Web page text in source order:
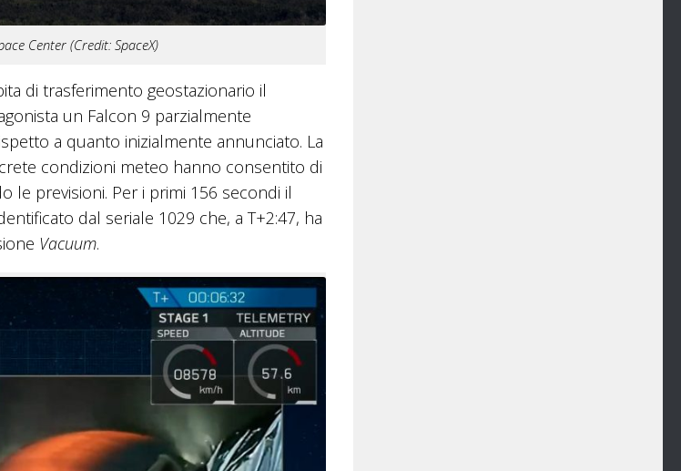
Center (Credit: SpaceX)
di trasferimento geostazionario il
un Falcon 9 parzialmente
a quanto inizialmente annunciato. La
condizioni meteo hanno consentito di
le previsioni. Per i primi 156 secondi il
dal seriale 1029 che, a T+2:47, ha
Vacuum.